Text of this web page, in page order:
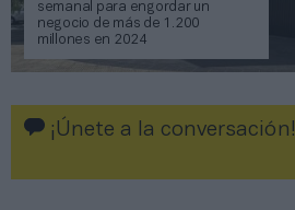
semanal para engordar un
negocio de más de 1.200
millones en 2024
¡Únete a la conversación!